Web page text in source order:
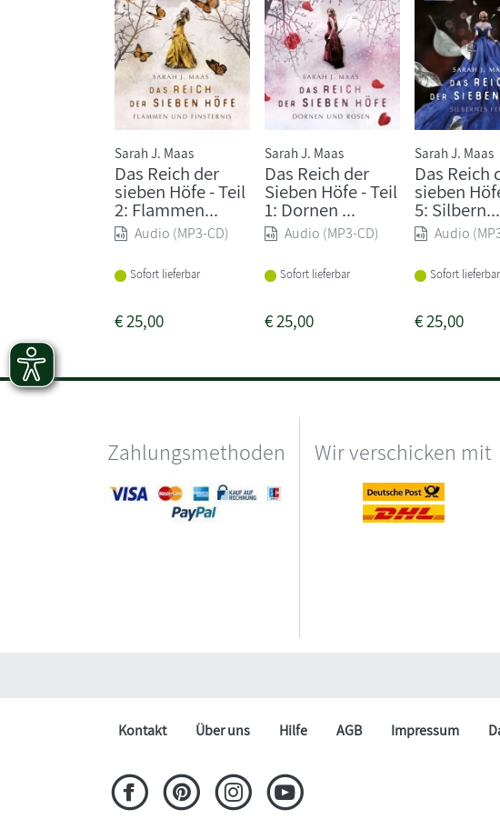
Sarah J. Maas
Das Reich der
sieben Höfe - Teil
2: Flammen...
Audio (MP3-CD)
Sofort lieferbar
€25,00
Sarah J. Maas
Das Reich der
Sieben Höfe - Teil
1: Dornen ...
Audio (MP3-CD)
Sofort lieferbar
€25,00
Sarah J. Maas
Das Reich
sieben
5: Silbern...
Audio
Sofort lieferbar
€25,00
Zahlungsmethoden Wir verschicken mit
Kontakt Über uns Hilfe AGB Impressum